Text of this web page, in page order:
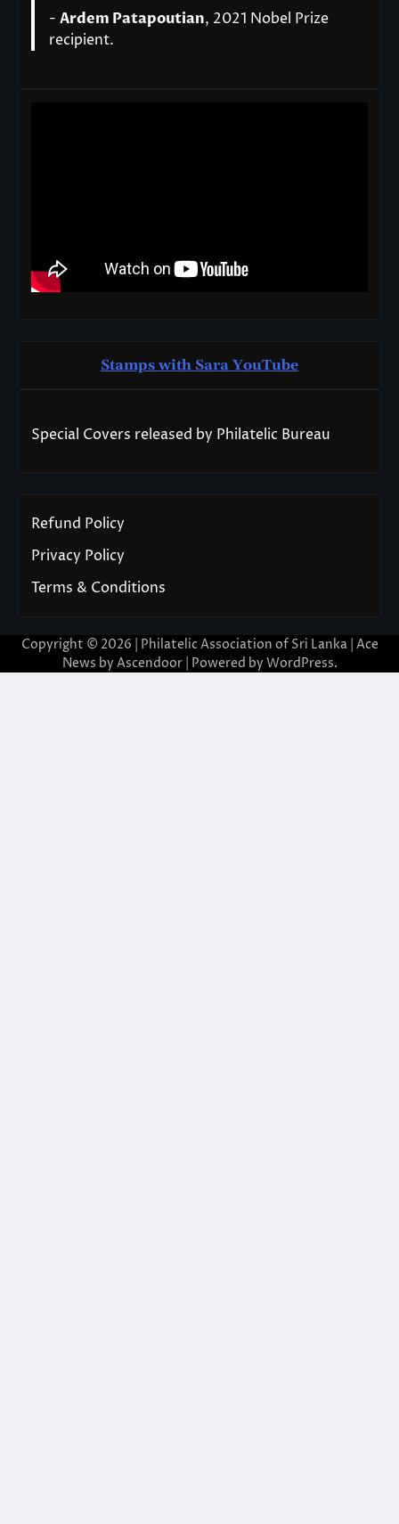
- Ardem Patapoutian, 2021 Nobel Prize
recipient.
Stamps with Sara YouTube
Special Covers released by Philatelic Bureau
Refund Policy
Privacy Policy
Terms & Conditions
Copyright © 2026 | Philatelic Association of Sri Lanka | Ace
News by Ascendoor| Powered by WordPress.